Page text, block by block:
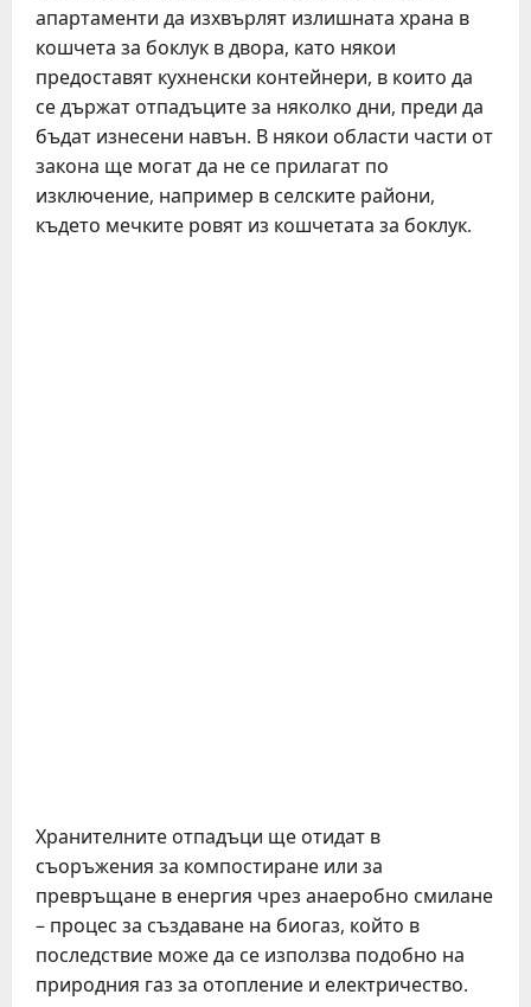
апартаменти да изхвърлят излишната храна в
кошчета за боклук в двора, като някои
предоставят кухненски контейнери, в които да
се държат отпадъците за няколко дни, преди да
бъдат изнесени навън. В някои области части от
закона ще могат да не се прилагат по
изключение, например в селските райони,
където мечките ровят из кошчетата за боклук.
Хранителните отпадъци ще отидат в
съоръжения за компостиране или за
превръщане в енергия чрез анаеробно смилане
– процес за създаване на биогаз, който в
последствие може да се използва подобно на
природния газ за отопление и електричество.